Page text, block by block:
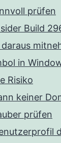
prüfen
Build
in
Risiko
keiner
prüfen